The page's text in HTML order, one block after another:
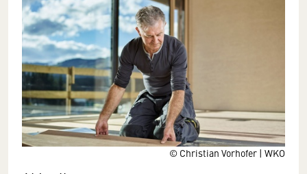
© Christian Vorhofer | WKO